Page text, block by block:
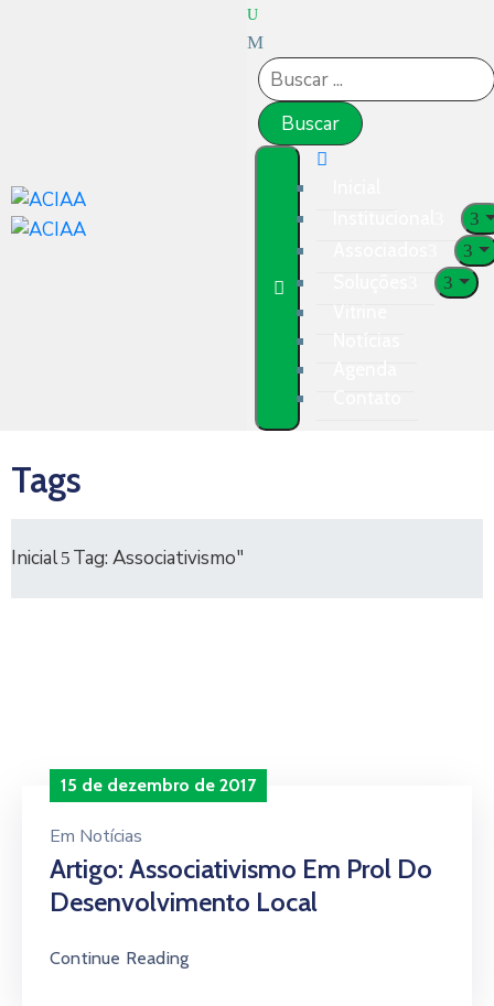
Tags
Inicial Tag: Associativismo"
15 de dezembro de 2017
Em Notícias
Artigo: Associativismo Em Prol Do
Desenvolvimento Local
Continue Reading